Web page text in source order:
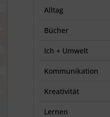
Alltag
Bücher
Ich + Umwelt
Kommunikation
Kreativität
Lernen